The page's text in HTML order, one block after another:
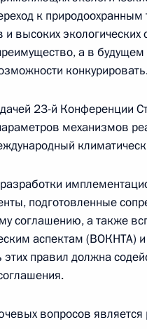
по вопросам
коррупции
года, 16:00 Москва
года, четверг
посетил
года, 19:00
года, среда
Магомедов совершил
к природоохранным
и высоких
а в
23-й Конференции
механизмов
подготовленные
соглашению, а также
аспектам
этих правил должна
вопросов является